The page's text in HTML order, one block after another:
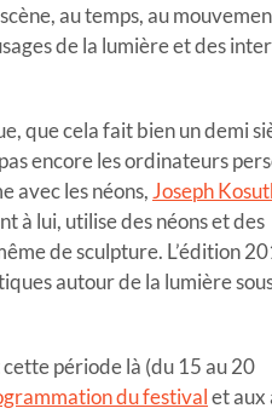
au temps, au
de la lumière et des
que cela fait bien un demi
encore les ordinateurs
avec les néons,Joseph
à lui, utilise des néons et des
de sculpture. L’édition
autour de la lumière
période là (du 15 au 20
du festivalet aux